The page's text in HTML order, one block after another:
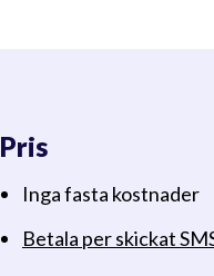
Pris
Inga fasta kostnader
Betala per skickat